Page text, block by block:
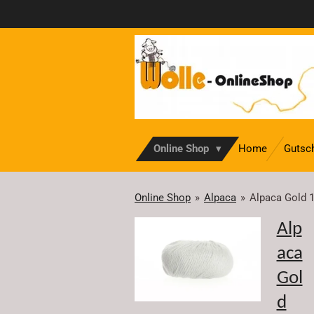
Online Shop Home
Online Shop » Alpaca » Alpaca Gold
Alp
aca
Gol
d